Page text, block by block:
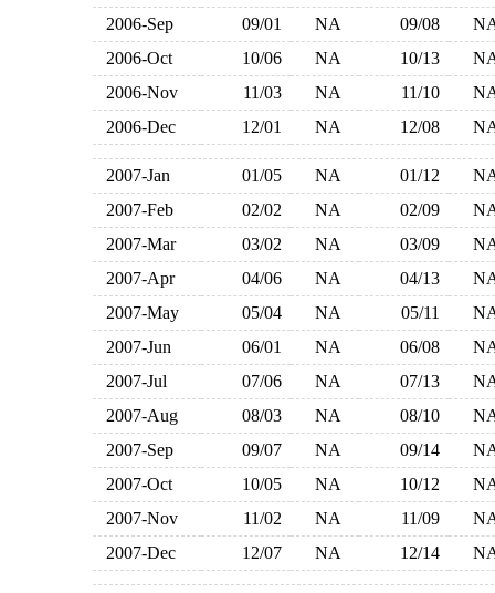
2006-Sep
09/01 NA 09/08
2006-Oct
10/06 NA 10/13
2006-Nov
11/03 NA 11/10
2006-Dec
12/01 NA 12/08
2007-Jan 01/05 NA 01/12
2007-Feb
02/02 NA 02/09
2007-Mar
03/02 NA 03/09
2007-Apr
04/06 NA 04/13
2007-May
05/04 NA 05/11
2007-Jun
06/01 NA 06/08
2007-Jul
07/06 NA 07/13
2007-Aug
08/03 NA 08/10
2007-Sep
09/07 NA 09/14
2007-Oct
10/05 NA 10/12
2007-Nov
11/02 NA 11/09
2007-Dec
12/07 NA 12/14